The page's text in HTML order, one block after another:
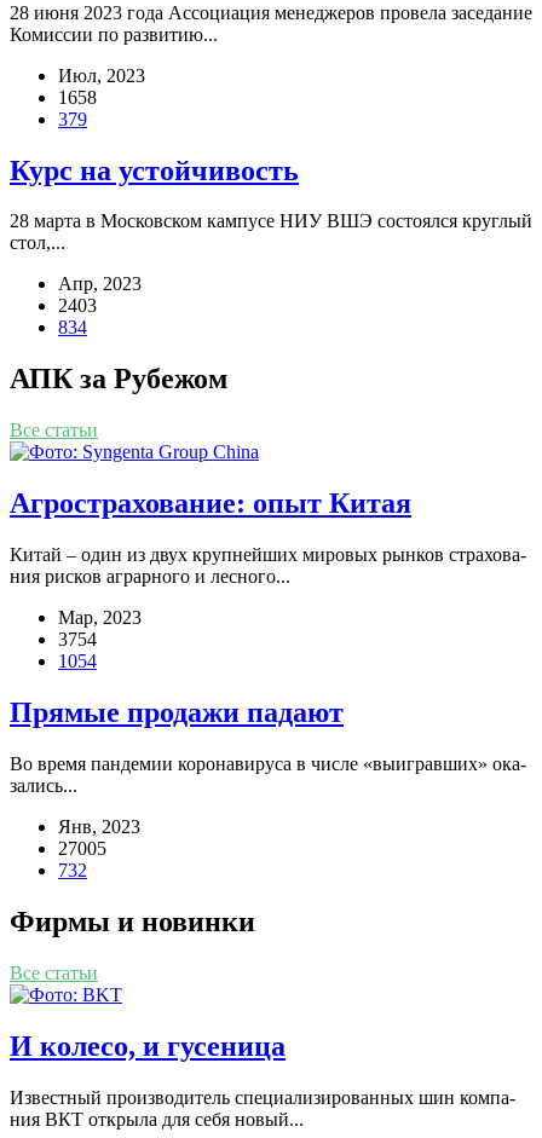
28 июня 2023 года Ассо­ци­а­ция мене­дже­ров про­ве­ла засе­да­ние
Комис­сии по раз­ви­тию...
Июл, 2023
1658
379
Курс на устойчивость
28 мар­та в Мос­ков­ском кам­пу­се НИУ ВШЭ состо­ял­ся круг­лый
стол,...
Апр, 2023
2403
834
АПК за Рубежом
Все статьи
Агрострахование: опыт Китая
Китай – один из двух круп­ней­ших миро­вых рын­ков стра­хо­ва­
ния рис­ков аграр­но­го и лес­но­го...
Мар, 2023
3754
1054
Прямые продажи падают
Во вре­мя пан­де­мии коро­на­ви­ру­са в чис­ле «выиг­рав­ших» ока­
за­лись...
Янв, 2023
27005
732
Фирмы и новинки
Все статьи
И колесо, и гусеница
Извест­ный про­из­во­ди­тель спе­ци­а­ли­зи­ро­ван­ных шин ком­па­
ния ВКТ откры­ла для себя новый...